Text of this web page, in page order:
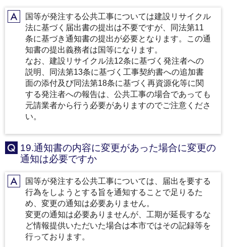
A国等が発注する公共工事については建設リサイクル
法に基づく届出書の提出は不要ですが、同法第11
条に基づき通知書の提出が必要となります。この通
知書の提出義務者は国等になります。
なお、建設リサイクル法12条に基づく発注者への
説明、同法第13条に基づく工事契約書への追加書
面の添付及び同法第18条に基づく再資源化等に関
する発注者への報告は、公共工事の場合であっても
元請業者から行う必要がありますのでご注意くださ
い。
Q
19.通知書の内容に変更があった場合に変更の
通知は必要ですか
A国等が発注する公共工事については、届出を要する
行為をしようとする旨を通知することで足りるた
め、変更の通知は必要ありません。
変更の通知は必要ありませんが、工期が延長するな
ど情報提供いただいた場合は本市ではその記録等を
行っております。